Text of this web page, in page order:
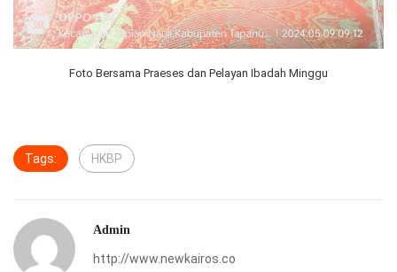
Foto Bersama Praeses dan Pelayan Ibadah Minggu
Tags: HKBP
Admin
http://www.newkairos.co